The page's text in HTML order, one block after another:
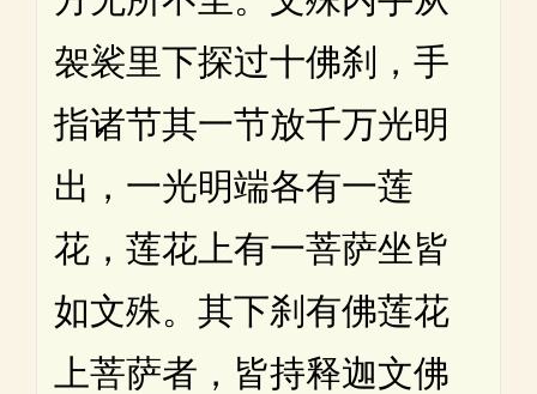
袈裟里下探过十佛刹，手
指诸节其一节放千万光明
出，一光明端各有一莲
花，莲花上有一菩萨坐皆
如文殊。其下刹有佛莲花
上菩萨者，皆持释迦文佛